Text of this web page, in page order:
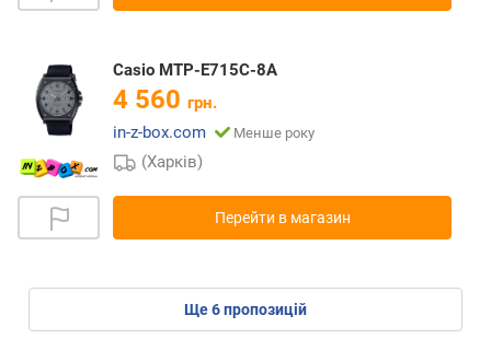
Casio MTP-E715C-8A
4 560 грн.
in-z-box.com
Менше року
(Харків)
Перейти в магазин
ще6пропозицій